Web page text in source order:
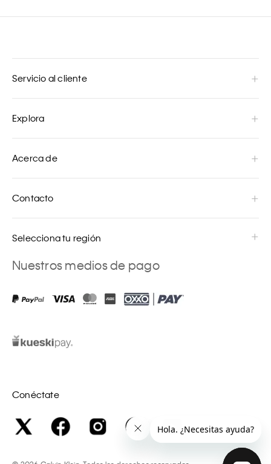
Servicio al cliente
Explora
Acerca de
Contacto
Selecciona tu región
Nuestros medios de pago
Conéctate